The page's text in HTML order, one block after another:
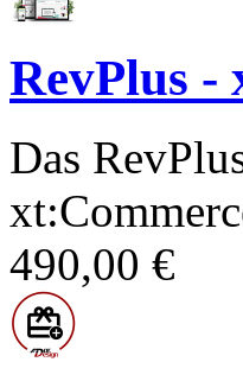
RevPlus -
Das
490,00 €